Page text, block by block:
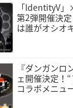
「IdentityV
第2弾開催決
は誰がオシオ
『ダンガン
ェ開催決定！
コラボメニュ